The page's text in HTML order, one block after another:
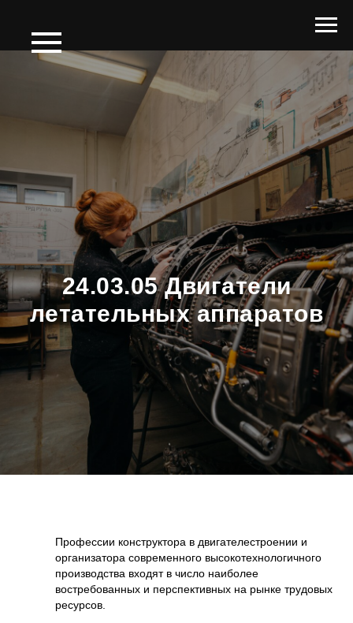
24.03.05 Двигатели
летательных аппаратов
Профессии конструктора в двигателестроении и
организатора современного высокотехнологичного
производства входят в число наиболее
востребованных и перспективных на рынке трудовых
ресурсов.